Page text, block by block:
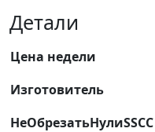
Детали
Цена недели
Изготовитель
НеОбрезатьНулиSSCC